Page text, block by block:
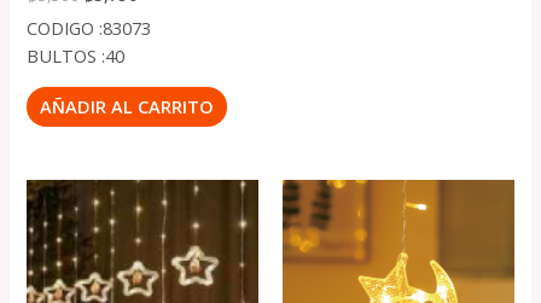
CODIGO :83073
BULTOS :40
AÑADIR AL CARRITO
El
precio
original
era:
₡6,250
El
precio
actual
es:
.
₡4,190
El
precio
original
.
₡4,450
El
precio
actual
es:
.
₡2,950